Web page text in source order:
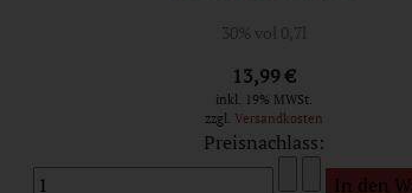
30% vol 0,7l
13,99 €
inkl. 19% MWSt.
zzgl. Versandkosten
Preisnachlass: